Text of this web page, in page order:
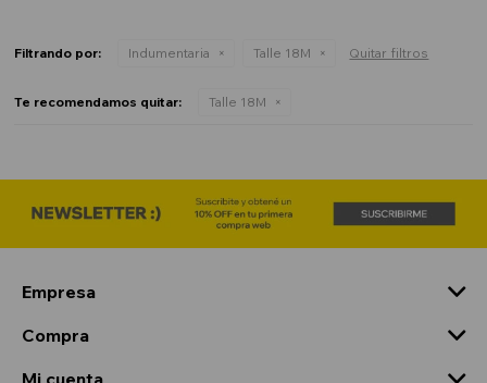
Filtrando por: Indumentaria Talle 18M Quitar filtros
Te recomendamos quitar: Talle 18M
Empresa
Compra